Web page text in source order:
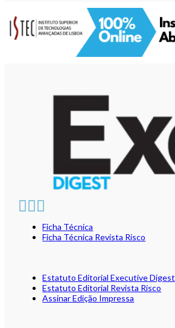
Ficha Técnica
Ficha Técnica Revista Risco
Estatuto Editorial Executive Digest
Estatuto Editorial Revista Risco
Assinar Edição Impressa